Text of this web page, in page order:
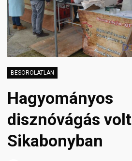
BESOROLATLAN
Hagyományos
disznóvágás volt
Sikabonyban